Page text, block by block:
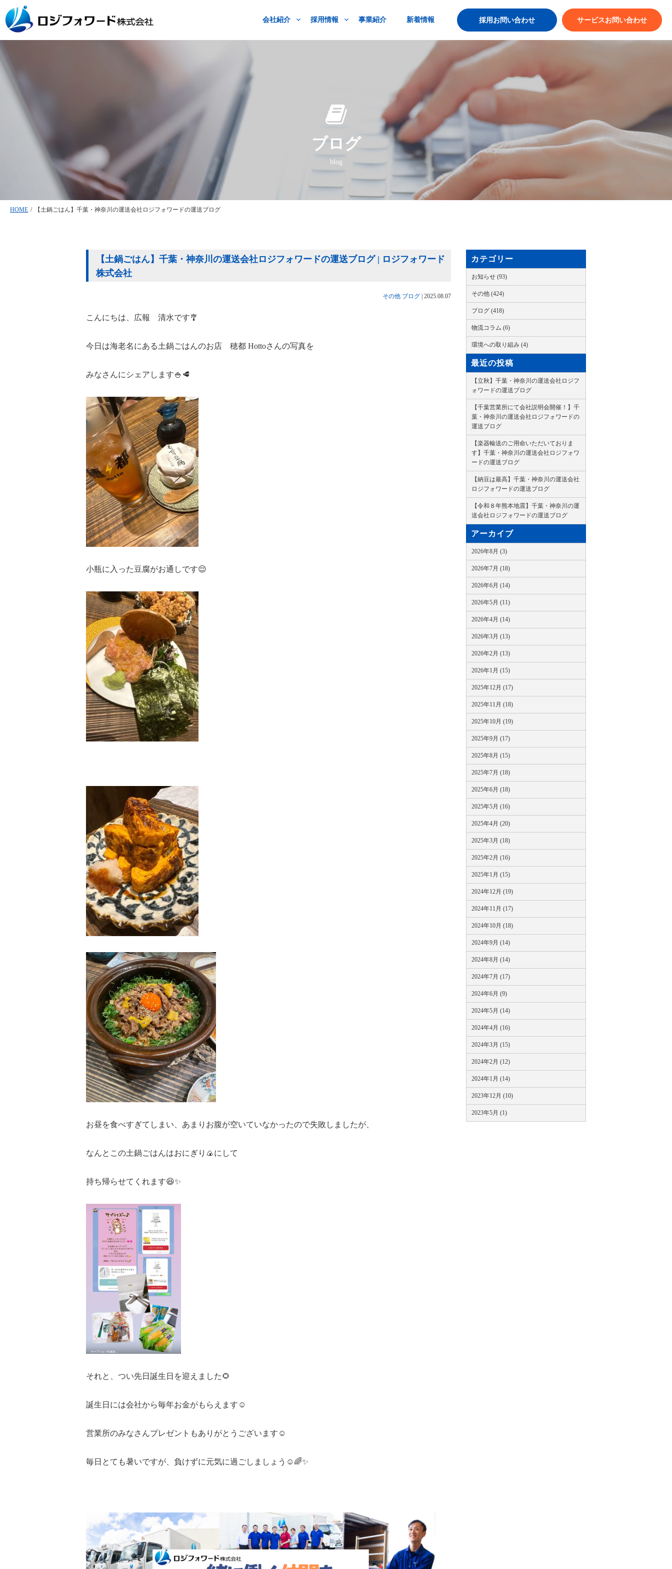
会社紹介 採用情報 事業紹介 新着情報 採用お問い合わせ サービスお問い合わせ
ブログ
blog
HOME / 【土鍋ごはん】千葉・神奈川の運送会社ロジフォワードの運送ブログ
【土鍋ごはん】千葉・神奈川の運送会社ロジフォワードの運送ブログ | ロジフォワード
株式会社
その他 ブログ 2025.08.07
こんにちは、広報 清水です🎐
今日は海老名にある土鍋ごはんのお店 穂都 Hottoさんの写真を
みなさんにシェアします🍚🥩
小瓶に入った豆腐がお通しです😌
お昼を食べすぎてしまい、あまりお腹が空いていなかったので失敗しましたが、
なんとこの土鍋ごはんはおにぎり🍙にして
持ち帰らせてくれます😆✨
それと、つい先日誕生日を迎えました🌻
誕生日には会社から毎年お金がもらえます☺️
営業所のみなさんプレゼントもありがとうございます☺️
毎日とても暑いですが、負けずに元気に過ごしましょう☺️🌈✨
カテゴリー
お知らせ (93)
その他 (424)
ブログ (418)
物流コラム (6)
環境への取り組み (4)
最近の投稿
【立秋】千葉・神奈川の運送会社ロジフ
ォワードの運送ブログ
【千葉営業所にて会社説明会開催！】千
葉・神奈川の運送会社ロジフォワードの
運送ブログ
【楽器輸送のご用命いただいておりま
す】千葉・神奈川の運送会社ロジフォワ
ードの運送ブログ
【納豆は最高】千葉・神奈川の運送会社
ロジフォワードの運送ブログ
【令和８年熊本地震】千葉・神奈川の運
送会社ロジフォワードの運送ブログ
アーカイブ
2026年8月 (3)
2026年7月 (18)
2026年6月 (14)
2026年5月 (11)
2026年4月 (14)
2026年3月 (13)
2026年2月 (13)
2026年1月 (15)
2025年12月 (17)
2025年11月 (18)
2025年10月 (19)
2025年9月 (17)
2025年8月 (15)
2025年7月 (18)
2025年6月 (18)
2025年5月 (16)
2025年4月 (20)
2025年3月 (18)
2025年2月 (16)
2025年1月 (15)
2024年12月 (19)
2024年11月 (17)
2024年10月 (18)
2024年9月 (14)
2024年8月 (14)
2024年7月 (17)
2024年6月 (9)
2024年5月 (14)
2024年4月 (16)
2024年3月 (15)
2024年2月 (12)
2024年1月 (14)
2023年12月 (10)
2023年5月 (1)